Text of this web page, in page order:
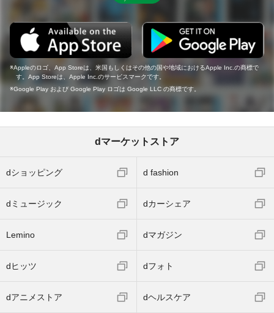
Appleのロゴ、App Storeは、米国もしくはその他の国や地域におけるApple Inc.の商標で
す。App Storeは、Apple Inc.のサービスマークです。
Google Play および Google Play ロゴは Google LLC の商標です。
dマーケットストア
dショッピング d fashion
dミュージック dカーシェア
Lemino dマガジン
dヒッツ dフォト
dアニメストア dヘルスケア